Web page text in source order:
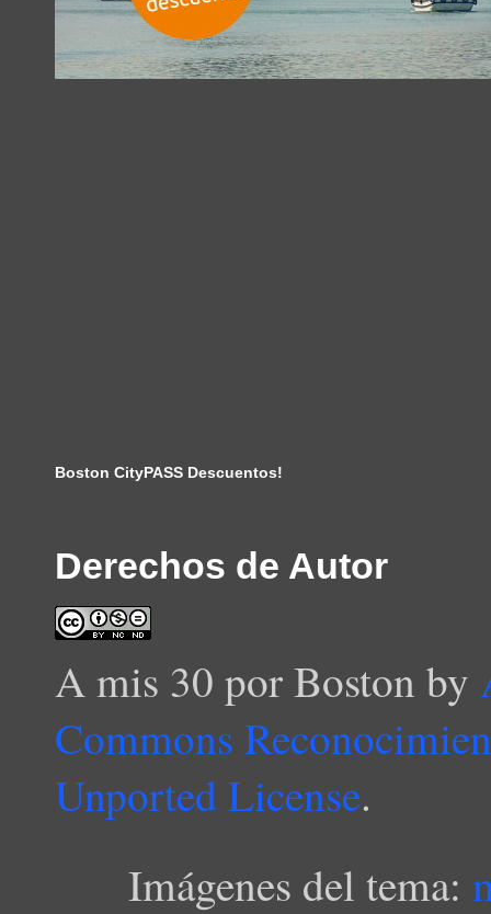
Boston CityPASS Descuentos!
Derechos de Autor
A mis 30 por Boston by
Commons
Unported License.
Imágenes del tema: